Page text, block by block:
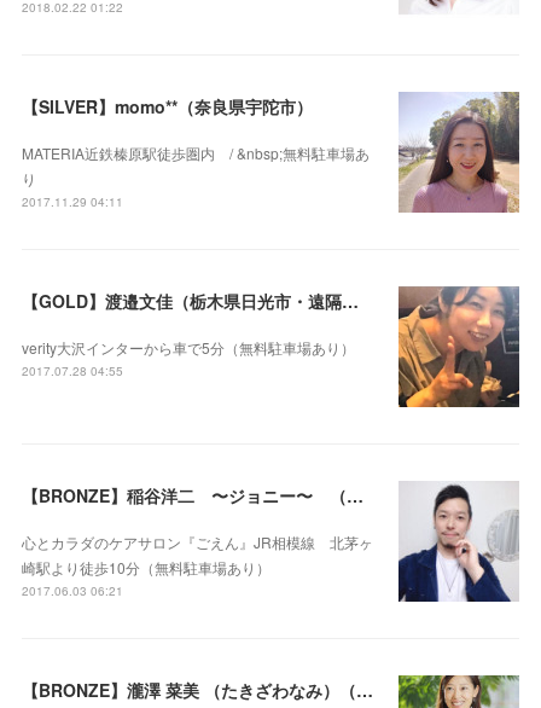
2018.02.22 01:22
【SILVER】momo**（奈良県宇陀市）
MATERIA近鉄榛原駅徒歩圏内 / &nbsp;無料駐車場あ
り
2017.11.29 04:11
【GOLD】渡邉文佳（栃木県日光市・遠隔セラピー可）
verity大沢インターから車で5分（無料駐車場あり）
2017.07.28 04:55
【BRONZE】稲谷洋二 〜ジョニー〜 （神奈川県茅ヶ崎市）
心とカラダのケアサロン『ごえん』JR相模線 北茅ヶ
崎駅より徒歩10分（無料駐車場あり）
2017.06.03 06:21
【BRONZE】瀧澤 菜美 （たきざわなみ）（神奈川県横浜市）